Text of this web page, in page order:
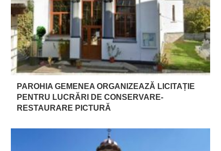
PAROHIA GEMENEA ORGANIZEAZĂ LICITAȚIE
PENTRU LUCRĂRI DE CONSERVARE-
RESTAURARE PICTURĂ